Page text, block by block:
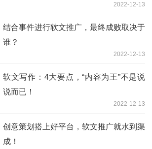
2022-12-13
结合事件进行软文推广，最终成败取决于
谁？
2022-12-13
软文写作：4大要点，“内容为王”不是说
说而已！
2022-12-13
创意策划搭上好平台，软文推广就水到渠
成！